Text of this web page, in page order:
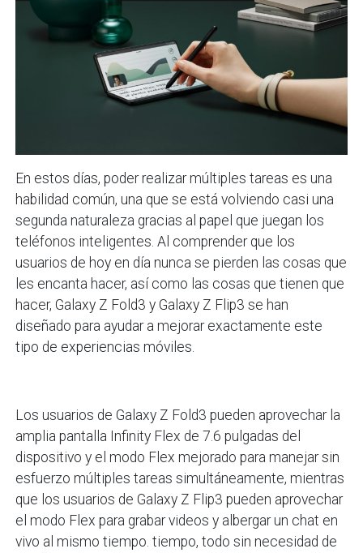
En estos días, poder realizar múltiples tareas es una
habilidad común, una que se está volviendo casi una
segunda naturaleza gracias al papel que juegan los
teléfonos inteligentes. Al comprender que los
usuarios de hoy en día nunca se pierden las cosas que
les encanta hacer, así como las cosas que tienen que
hacer, Galaxy Z Fold3 y Galaxy Z Flip3 se han
diseñado para ayudar a mejorar exactamente este
tipo de experiencias móviles.
Los usuarios de Galaxy Z Fold3 pueden aprovechar la
amplia pantalla Infinity Flex de 7.6 pulgadas del
dispositivo y el modo Flex mejorado para manejar sin
esfuerzo múltiples tareas simultáneamente, mientras
que los usuarios de Galaxy Z Flip3 pueden aprovechar
el modo Flex para grabar videos y albergar un chat en
vivo al mismo tiempo. tiempo, todo sin necesidad de